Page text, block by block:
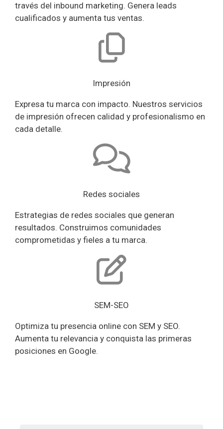
través del inbound marketing. Genera leads
cualificados y aumenta tus ventas.
Impresión
Expresa tu marca con impacto. Nuestros servicios
de impresión ofrecen calidad y profesionalismo en
cada detalle.
Redes sociales
Estrategias de redes sociales que generan
resultados. Construimos comunidades
comprometidas y fieles a tu marca.
SEM-SEO
Optimiza tu presencia online con SEM y SEO.
Aumenta tu relevancia y conquista las primeras
posiciones en Google.